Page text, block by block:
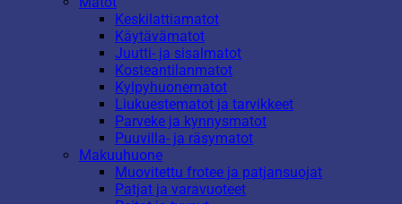
Keskilattiamatot
Käytävämatot
Juutti- ja sisalmatot
Kosteantilanmatot
Kylpyhuonematot
Liukuestematot ja tarvikkeet
Parveke ja kynnysmatot
Puuvilla- ja räsymatot
Makuuhuone
Muovitettu frotee ja patjansuojat
Patjat ja varavuoteet